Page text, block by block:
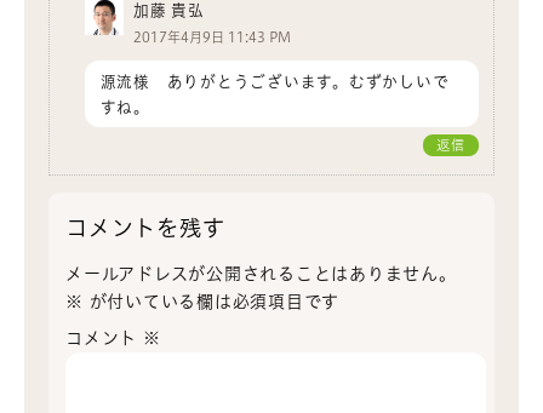
加藤 貴弘
2017年4月9日 11:43 PM
源流様 ありがとうございます。むずかしいで
すね。
返信
コメントを残す
メールアドレスが公開されることはありません。
※
が付いている欄は必須項目です
コメント ※